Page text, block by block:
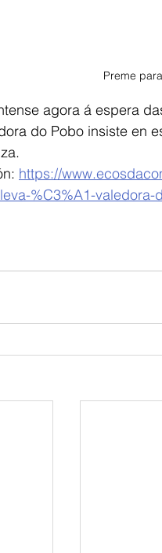
Preme
agora á espera
do Pobo insiste en
https://
%C3%A1-